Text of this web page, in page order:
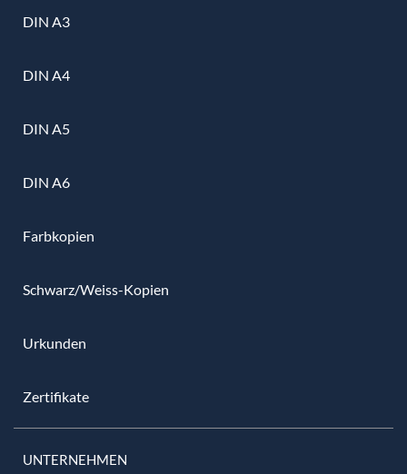
DIN A3
DIN A4
DIN A5
DIN A6
Farbkopien
Schwarz/Weiss-Kopien
Urkunden
Zertifikate
UNTERNEHMEN